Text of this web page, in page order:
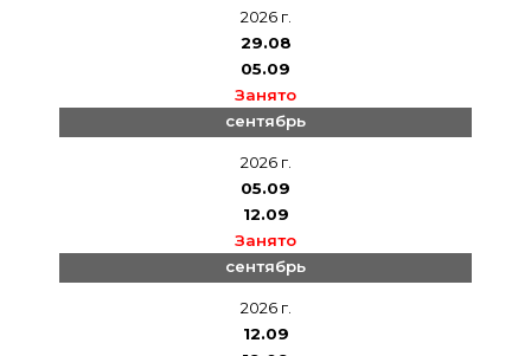
2026 г.
29.08
05.09
Занято
сентябрь
2026 г.
05.09
12.09
Занято
сентябрь
2026 г.
12.09